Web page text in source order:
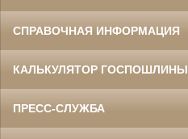
СПРАВОЧНАЯ ИНФОРМАЦИЯ
КАЛЬКУЛЯТОР ГОСПОШЛИНЫ
ПРЕСС-СЛУЖБА